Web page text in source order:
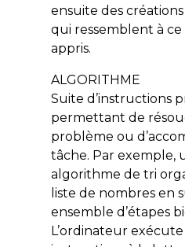
ensuite des
qui ressemblent à ce
appris.
ALGORITHME
Suite d’instructions
permettant de
problème ou
tâche. Par exemple,
algorithme de tri
liste de nombres en
ensemble d’étapes
L’ordinateur exécute